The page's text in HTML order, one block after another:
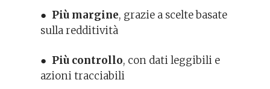
● Più margine, grazie a scelte basate
sulla redditività
● Più controllo, con dati leggibili e
azioni tracciabili